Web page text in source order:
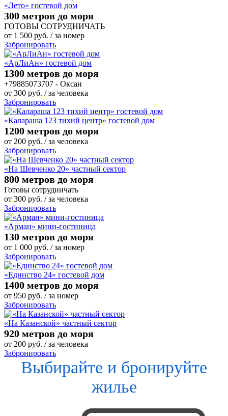
«Лето» гостевой дом
300 метров до моря
ГОТОВЫ СОТРУДНИЧАТЬ
от 1 500 руб. / за номер
Забронировать
«АрЛиАн» гостевой дом
1300 метров до моря
+79885073707 - Оксан
от 300 руб. / за человека
Забронировать
«Калараша 123 тихий центр» гостевой дом
1200 метров до моря
от 200 руб. / за человека
Забронировать
«На Шевченко 20» частный сектор
800 метров до моря
Готовы сотрудничать
от 300 руб. / за человека
Забронировать
«Арман» мини-гостиница
130 метров до моря
от 1 000 руб. / за номер
Забронировать
«Единство 24» гостевой дом
1400 метров до моря
от 950 руб. / за номер
Забронировать
«На Казанской» частный сектор
920 метров до моря
от 200 руб. / за человека
Забронировать
Выбирайте и бронируйте
жилье